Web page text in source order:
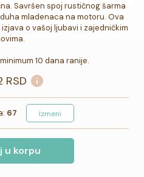
Savršen spoj rustičnog šarma
mladenaca na motoru. Ova
o vašoj ljubavi i zajedničkim
10 dana ranije.
RSD
67 Izmeni
u korpu